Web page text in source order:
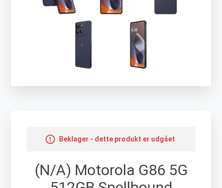
Beklager - dette produkt er udgået
(N/A) Motorola G86 5G